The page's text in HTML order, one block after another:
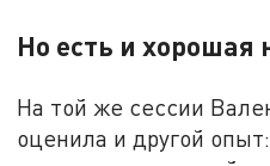
Но есть и хорошая
На той же сессии
оценила и другой